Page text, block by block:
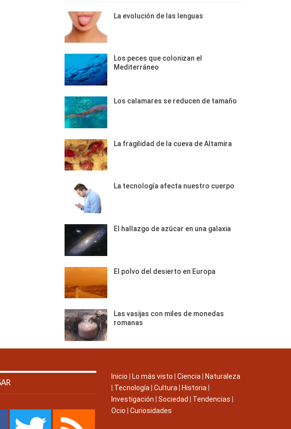
La evolución de las lenguas
Los peces que colonizan el
Mediterráneo
Los calamares se reducen de tamaño
La fragilidad de la cueva de Altamira
La tecnología afecta nuestro cuerpo
El hallazgo de azúcar en una galaxia
El polvo del desierto en Europa
Las vasijas con miles de monedas
romanas
Inicio Lo más visto Ciencia
Naturaleza
Tecnología Cultura Historia
Investigación
Sociedad Tendencias
Ocio
Curiosidades